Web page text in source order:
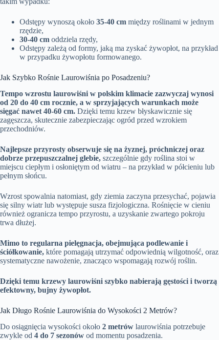
Odstępy wynoszą około 35-40 cm między roślinami w jednym
rzędzie,
30-40 cm oddziela rzędy,
Odstępy zależą od formy, jaką ma zyskać żywopłot, na przykład
w przypadku żywopłotu formowanego.
Jak Szybko Rośnie Laurowiśnia po Posadzeniu?
Tempo wzrostu laurowiśni w polskim klimacie zazwyczaj wynosi
od 20 do 40 cm rocznie, a w sprzyjających warunkach może
sięgać nawet 40-60 cm. Dzięki temu krzew błyskawicznie się
zagęszcza, skutecznie zabezpieczając ogród przed wzrokiem
przechodniów.
Najlepsze przyrosty obserwuje się na żyznej, próchniczej oraz
dobrze przepuszczalnej glebie, szczególnie gdy roślina stoi w
miejscu ciepłym i osłoniętym od wiatru – na przykład w półcieniu lub
pełnym słońcu.
Wzrost spowalnia natomiast, gdy ziemia zaczyna przesychać, pojawia
się silny wiatr lub występuje susza fizjologiczna. Rośnięcie w cieniu
również ogranicza tempo przyrostu, a uzyskanie zwartego pokroju
trwa dłużej.
Mimo to regularna pielęgnacja, obejmująca podlewanie i
ściółkowanie, które pomagają utrzymać odpowiednią wilgotność, oraz
systematyczne nawożenie, znacząco wspomagają rozwój roślin.
Dzięki temu krzewy laurowiśni szybko nabierają gęstości i tworzą
efektowny, bujny żywopłot.
Jak Długo Rośnie Laurowiśnia do Wysokości 2 Metrów?
Do osiągnięcia wysokości około 2 metrów laurowiśnia potrzebuje
zwykle od 4 do 7 sezonów od momentu posadzenia.